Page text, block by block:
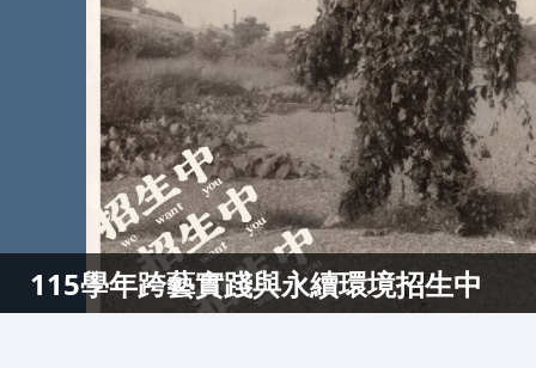
115學年跨藝實踐與永續環境招生中